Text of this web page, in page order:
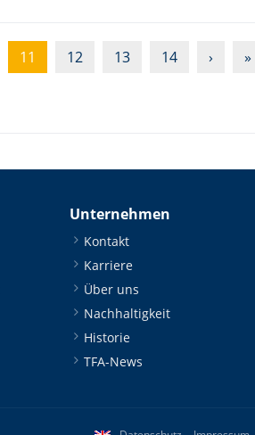
11 12 13 14 › »
Unternehmen
Kontakt
Karriere
Über uns
Nachhaltigkeit
Historie
TFA-News